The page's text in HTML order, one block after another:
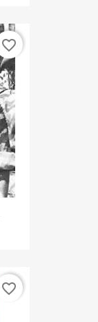
favorite_border
favorite_border